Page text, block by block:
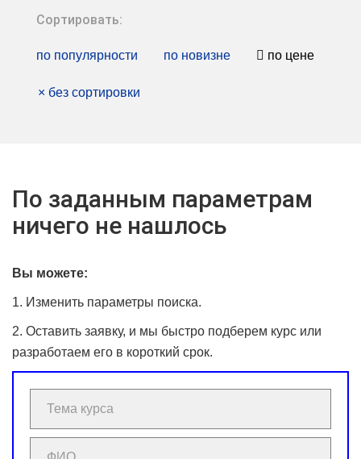
Сортировать:
по популярности по новизне по цене
× без сортировки
По заданным параметрам
ничего не нашлось
Вы можете:
1. Изменить параметры поиска.
2. Оставить заявку, и мы быстро подберем курс или
разработаем его в короткий срок.